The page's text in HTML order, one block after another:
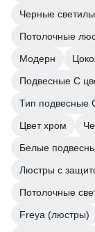
Черные
Потолочные
Модерн
Подвесные С
Тип подвесные
Цвет хром
Белые
Люстры с
Потолочные
Freya (люстры)